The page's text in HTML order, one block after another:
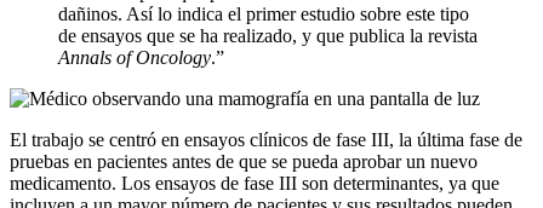
dañinos. Así lo indica el primer estudio sobre este tipo
de ensayos que se ha realizado, y que publica la revista
Annals of Oncology.”
El trabajo se centró en ensayos clínicos de fase III, la última fase de
pruebas en pacientes antes de que se pueda aprobar un nuevo
medicamento. Los ensayos de fase III son determinantes, ya que